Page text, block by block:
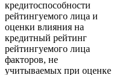
кредитоспособности
рейтингуемого лица и
оценки влияния на
кредитный рейтинг
рейтингуемого лица
факторов, не
учитываемых при оценке